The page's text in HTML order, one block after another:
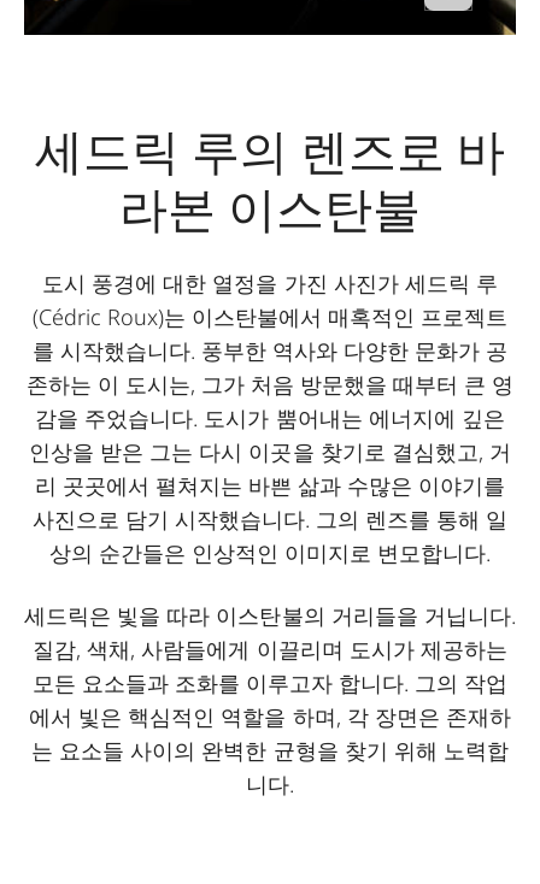
세드릭 루의 렌즈로 바
라본 이스탄불
도시 풍경에 대한 열정을 가진 사진가 세드릭 루
(Cédric Roux)는 이스탄불에서 매혹적인 프로젝트
를 시작했습니다. 풍부한 역사와 다양한 문화가 공
존하는 이 도시는, 그가 처음 방문했을 때부터 큰 영
감을 주었습니다. 도시가 뿜어내는 에너지에 깊은
인상을 받은 그는 다시 이곳을 찾기로 결심했고, 거
리 곳곳에서 펼쳐지는 바쁜 삶과 수많은 이야기를
사진으로 담기 시작했습니다. 그의 렌즈를 통해 일
상의 순간들은 인상적인 이미지로 변모합니다.
세드릭은 빛을 따라 이스탄불의 거리들을 거닙니다.
질감, 색채, 사람들에게 이끌리며 도시가 제공하는
모든 요소들과 조화를 이루고자 합니다. 그의 작업
에서 빛은 핵심적인 역할을 하며, 각 장면은 존재하
는 요소들 사이의 완벽한 균형을 찾기 위해 노력합
니다.